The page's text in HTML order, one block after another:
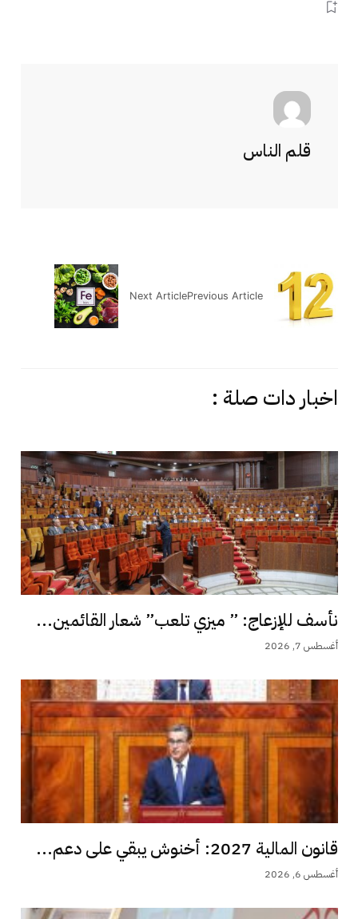
قلم الناس
Previous Article
Next Article
اخبار دات صلة :
نأسف للإزعاج: ” ميزي تلعب” شعار القائمين...
أغسطس 7, 2026
قانون المالية 2027: أخنوش يبقي على دعم...
أغسطس 6, 2026